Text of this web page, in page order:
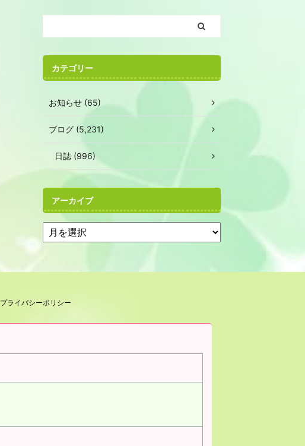
カテゴリー
お知らせ (65)
ブログ (5,231)
日誌 (996)
アーカイブ
プライバシーポリシー